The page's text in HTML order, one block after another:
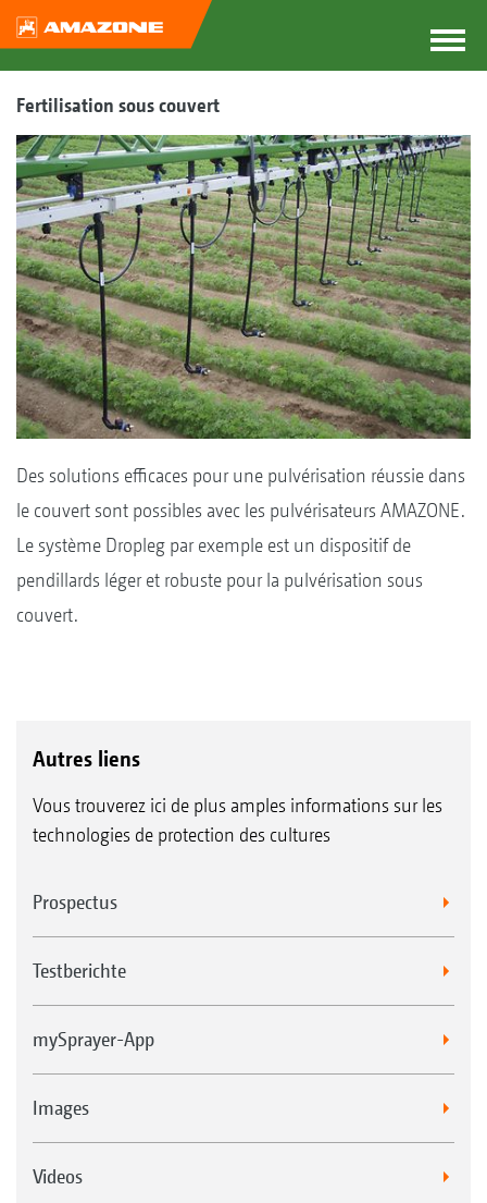
Fertilisation sous couvert
Des solutions efficaces pour une pulvérisation réussie dans
le couvert sont possibles avec les pulvérisateurs AMAZONE.
Le système Dropleg par exemple est un dispositif de
pendillards léger et robuste pour la pulvérisation sous
couvert.
Autres liens
Vous trouverez ici de plus amples informations sur les
technologies de protection des cultures
Prospectus
Testberichte
mySprayer-App
Images
Videos